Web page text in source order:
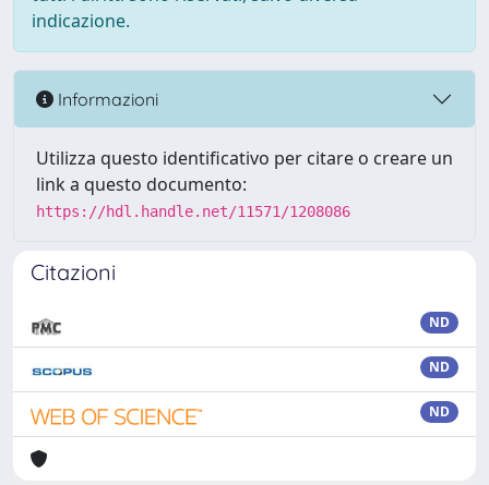
indicazione.
Informazioni
Utilizza questo identificativo per citare o creare un
link a questo documento:
https://hdl.handle.net/11571/1208086
Citazioni
ND
ND
ND